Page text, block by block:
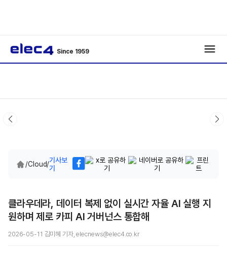
Since 1959
/Cloud/기사보
기
클라우데라, 데이터 복제 없이 실시간 자율 AI 실행 지
원하며 제로 카피 AI 거버넌스 통합해
2026-05-11 김미혜 기자, elecnews@elec4.co.kr